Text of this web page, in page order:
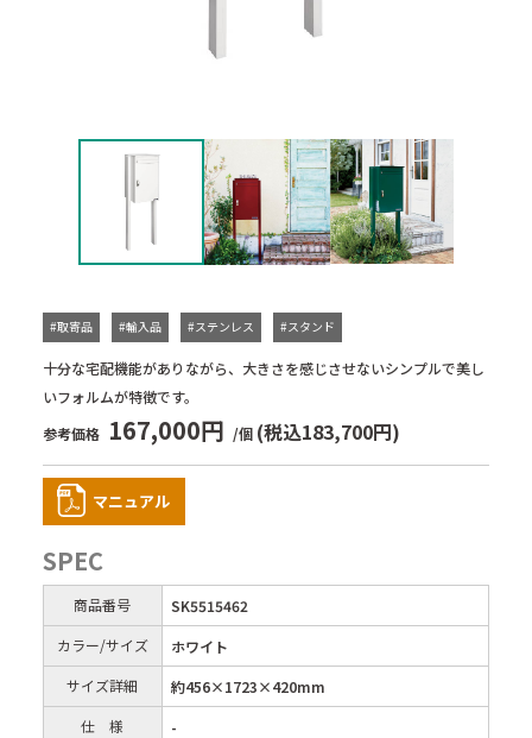
十分な宅配機能がありながら、大きさを感じさせないシンプルで美し
いフォルムが特徴です。
#取寄品 #輸入品 #ステンレス #スタンド
参考価格 167,000円 /個 (税込183,700円)
マニュアル
SPEC
商品番号
SK5515462
カラー/サイズ
ホワイト
サイズ詳細
約456×1723×420mm
仕 様
-